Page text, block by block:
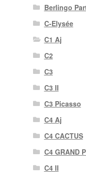
Berlingo
C-Elysée
C1 Aj
C2
C3
C3 II
C3 Picasso
C4 Aj
C4 CACTUS
C4 GRAND
C4 II